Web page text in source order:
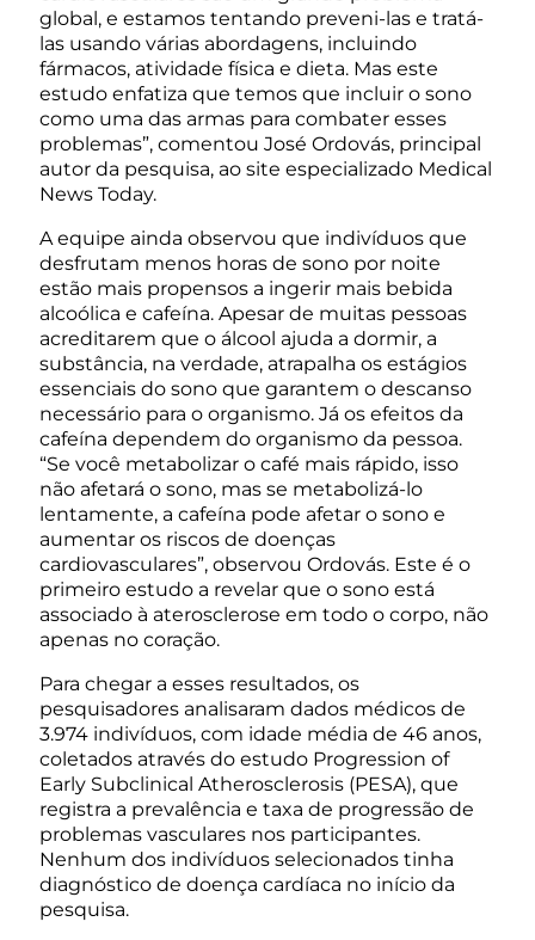
global, e estamos tentando preveni-las e tratá-
las usando várias abordagens, incluindo
fármacos, atividade física e dieta. Mas este
estudo enfatiza que temos que incluir o sono
como uma das armas para combater esses
problemas”, comentou José Ordovás, principal
autor da pesquisa, ao site especializado Medical
News Today.
A equipe ainda observou que indivíduos que
desfrutam menos horas de sono por noite
estão mais propensos a ingerir mais bebida
alcoólica e cafeína. Apesar de muitas pessoas
acreditarem que o álcool ajuda a dormir, a
substância, na verdade, atrapalha os estágios
essenciais do sono que garantem o descanso
necessário para o organismo. Já os efeitos da
cafeína dependem do organismo da pessoa.
“Se você metabolizar o café mais rápido, isso
não afetará o sono, mas se metabolizá-lo
lentamente, a cafeína pode afetar o sono e
aumentar os riscos de doenças
cardiovasculares”, observou Ordovás. Este é o
primeiro estudo a revelar que o sono está
associado à aterosclerose em todo o corpo, não
apenas no coração.
Para chegar a esses resultados, os
pesquisadores analisaram dados médicos de
3.974 indivíduos, com idade média de 46 anos,
coletados através do estudo Progression of
Early Subclinical Atherosclerosis (PESA), que
registra a prevalência e taxa de progressão de
problemas vasculares nos participantes.
Nenhum dos indivíduos selecionados tinha
diagnóstico de doença cardíaca no início da
pesquisa.